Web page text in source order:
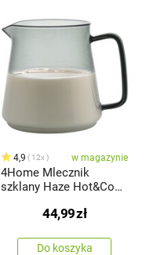
4,9 12x w magazynie
4Home Mlecznik
szklany Haze Hot&Cool
44,99zł
Do koszyka